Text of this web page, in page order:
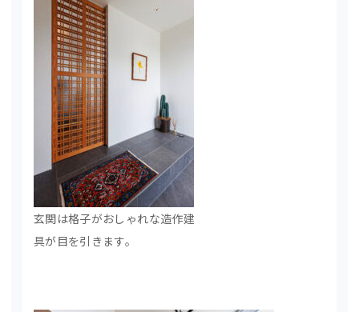
玄関は格子がおしゃれな造作建
具が目を引きます。